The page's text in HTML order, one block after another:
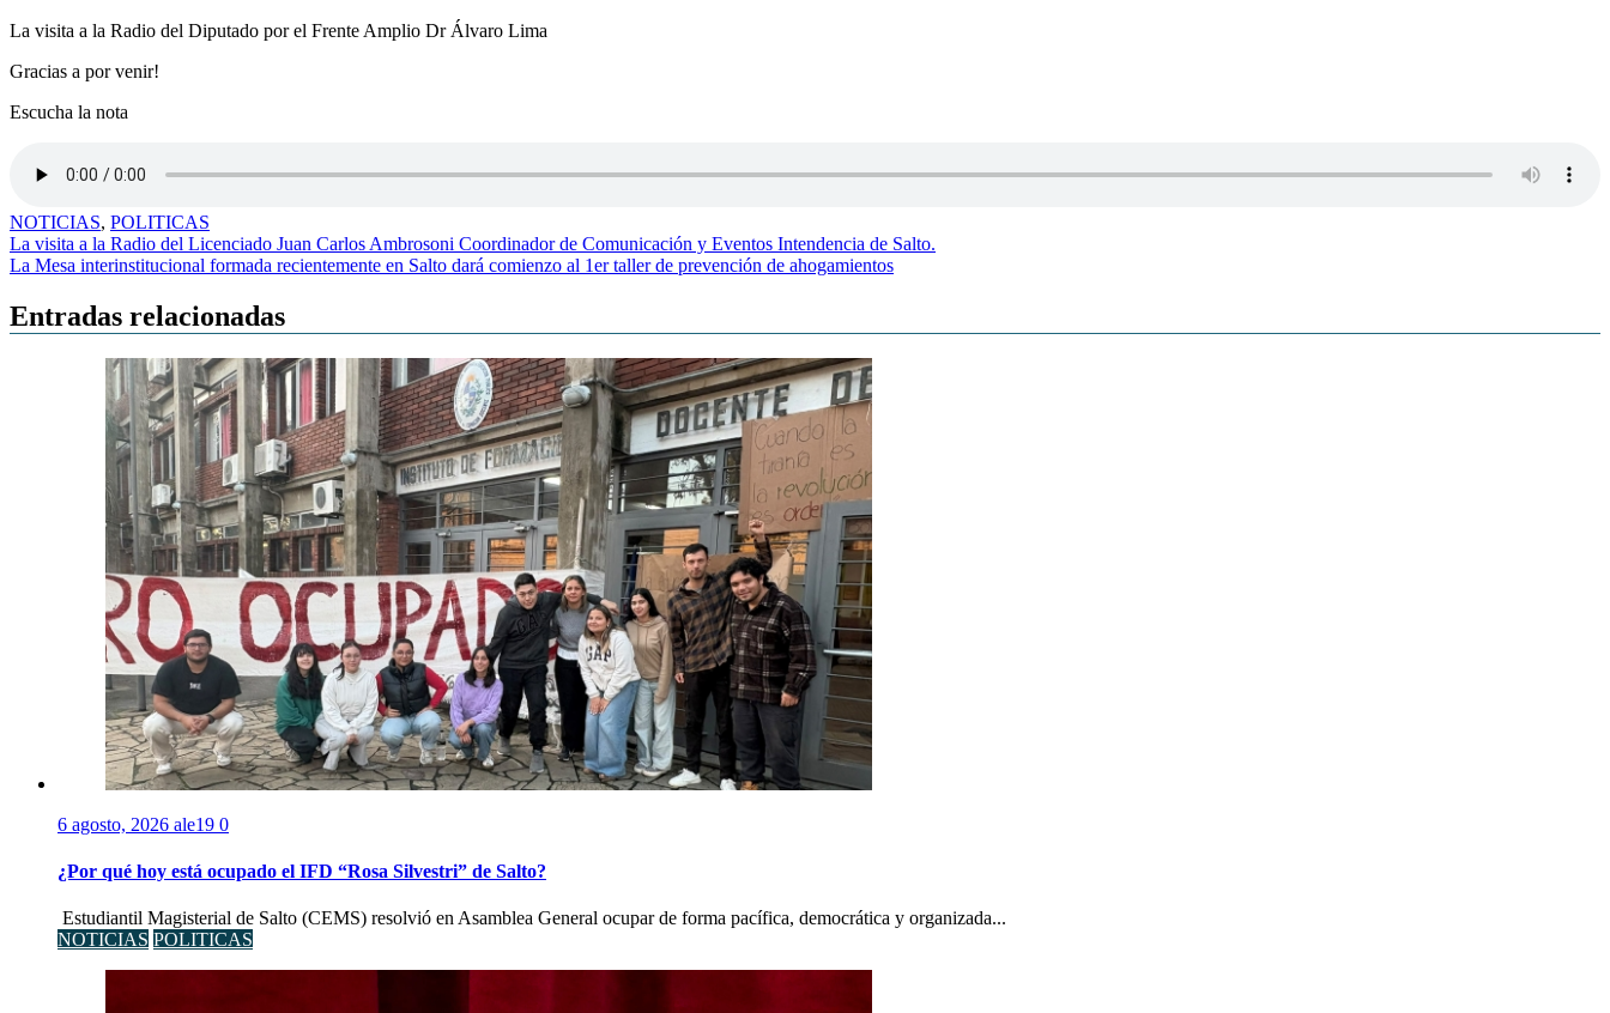
La visita a la Radio del Diputado por el Frente Amplio Dr Álvaro Lima
Gracias a por venir!
Escucha la nota
NOTICIAS, POLITICAS
Navegación
de
entradas
La visita a la Radio del Licenciado Juan Carlos Ambrosoni Coordinador de Comunicación y Eventos Intendencia de Salto.
La Mesa interinstitucional formada recientemente en Salto dará comienzo al 1er taller de prevención de ahogamientos
Entradas relacionadas
6 agosto, 2026 ale19 0
¿Por qué hoy está ocupado el IFD “Rosa Silvestri” de Salto?
Estudiantil Magisterial de Salto (CEMS) resolvió en Asamblea General ocupar de forma pacífica, democrática y organizada...
NOTICIAS POLITICAS